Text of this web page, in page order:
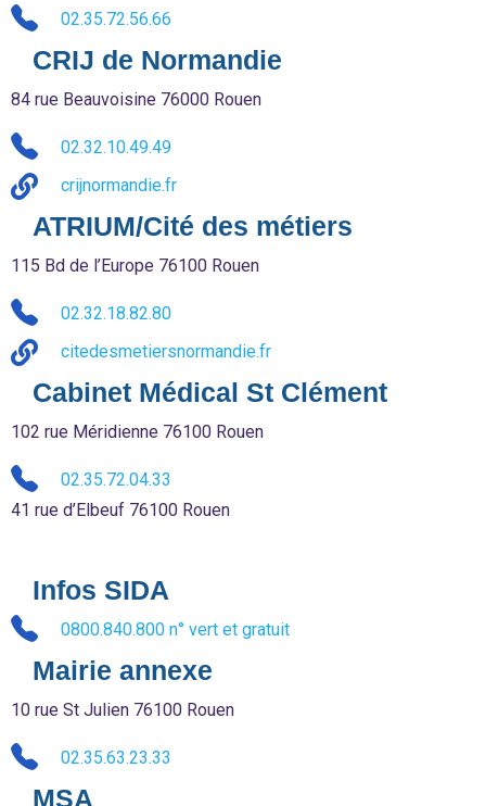
02.35.72.56.66
CRIJ de Normandie
84 rue Beauvoisine 76000 Rouen
02.32.10.49.49
crijnormandie.fr
ATRIUM/Cité des métiers
115 Bd de l’Europe 76100 Rouen
02.32.18.82.80
citedesmetiersnormandie.fr
Cabinet Médical St Clément
102 rue Méridienne 76100 Rouen
02.35.72.04.33
41 rue d’Elbeuf 76100 Rouen
Infos SIDA
0800.840.800 n° vert et gratuit
Mairie annexe
10 rue St Julien 76100 Rouen
02.35.63.23.33
MSA